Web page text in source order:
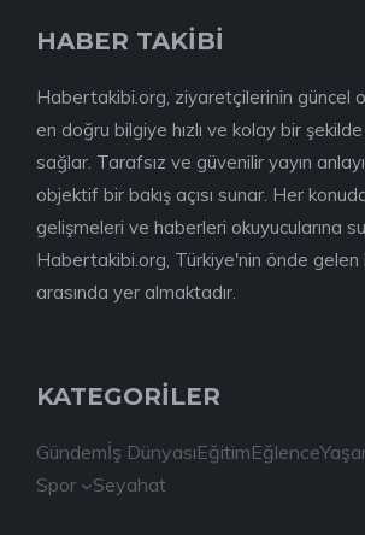
HABER TAKİBİ
Habertakibi.org, ziyaretçilerinin güncel
en doğru bilgiye hızlı ve kolay bir şekilde
sağlar. Tarafsız ve güvenilir yayın
objektif bir bakış açısı sunar. Her
gelişmeleri ve haberleri okuyucularına
Habertakibi.org, Türkiye'nin önde
arasında yer almaktadır.
KATEGORİLER
Gündemİş DünyasıEğitimEğlence
Spor
Seyahat